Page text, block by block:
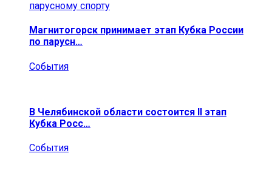
Магнитогорск принимает этап Кубка России
по парусн…
События
В Челябинской области состоится II этап
Кубка Росс…
События